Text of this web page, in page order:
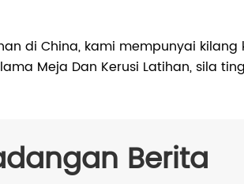
di China, kami mempunyai
Meja Dan Kerusi Latihan, sila
Berita